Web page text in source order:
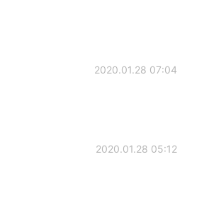
2020.01.28 07:04
2020.01.28 05:12